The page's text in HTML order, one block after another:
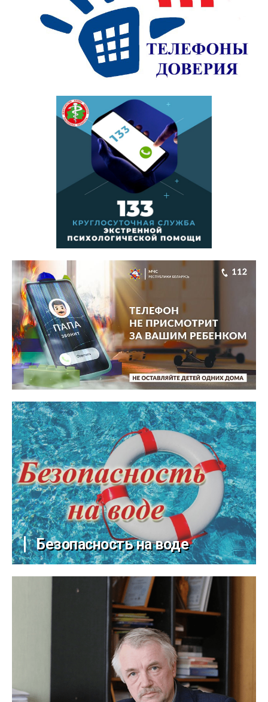
Безопасность на воде